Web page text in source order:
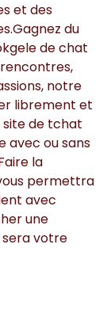
et des
du
de chat
notre
librement et
site de tchat
avec ou sans
la
permettra
avec
une
sera votre